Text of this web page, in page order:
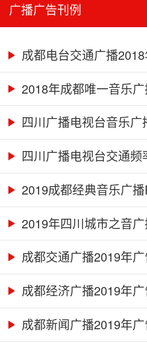
广播广告刊例
成都电台交通广播
2018年成都唯一音乐
四川广播电视台音乐
四川广播电视台交通频
2019成都经典音乐广
2019年四川城市之音
成都交通广播2019年
成都经济广播2019年
成都新闻广播2019年